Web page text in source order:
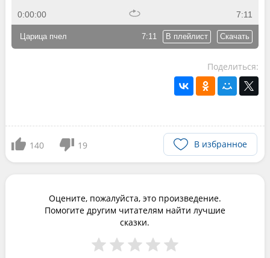
0:00:00 7:11
7:11 В плейлист Скачать
Царица пчел
Поделиться:
140 19 В избранное
Оцените, пожалуйста, это произведение.
Помогите другим читателям найти лучшие
сказки.